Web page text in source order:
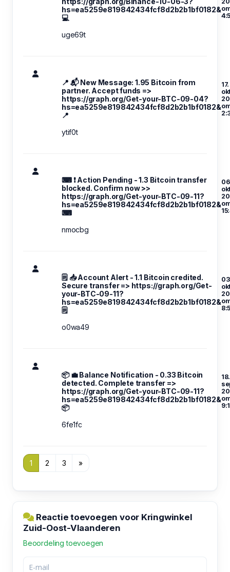
hs=ea5259e819842434fcf8d2b2b1bf0182&
💻
uge69t
📍 📬 New Message: 1.95 Bitcoin from
partner. Accept funds =>
https://graph.org/Get-your-BTC-09-04?
hs=ea5259e819842434fcf8d2b2b1bf0182&
📍
17.
ytif0t
⌨ ❗ Action Pending - 1.3 Bitcoin transfer
blocked. Confirm now >>
https://graph.org/Get-your-BTC-09-11?
hs=ea5259e819842434fcf8d2b2b1bf0182&
⌨
nmocbg
🗒 📥 Account Alert - 1.1 Bitcoin credited.
Secure transfer => https://graph.org/Get-
your-BTC-09-11?
hs=ea5259e819842434fcf8d2b2b1bf0182&
🗒
o0wa49
📦 💼 Balance Notification - 0.33 Bitcoin
detected. Complete transfer =>
https://graph.org/Get-your-BTC-09-11?
hs=ea5259e819842434fcf8d2b2b1bf0182&
📦
18.
6fe1fc
1 2 3 »
Reactie toevoegen voor Kringwinkel
Zuid-Oost-Vlaanderen
Beoordeling toevoegen